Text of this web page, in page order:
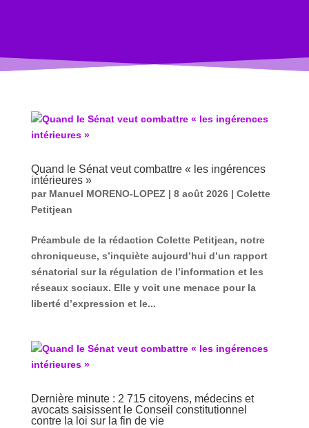
Quand le Sénat veut combattre « les ingérences
intérieures »
par Manuel MORENO-LOPEZ| 8 août 2026| Colette
Petitjean
Préambule de la rédaction Colette Petitjean, notre
chroniqueuse, s’inquiète aujourd’hui d’un rapport
sénatorial sur la régulation de l’information et les
réseaux sociaux. Elle y voit une menace pour la
liberté d’expression et le...
Dernière minute : 2 715 citoyens, médecins et
avocats saisissent le Conseil constitutionnel
contre la loi sur la fin de vie